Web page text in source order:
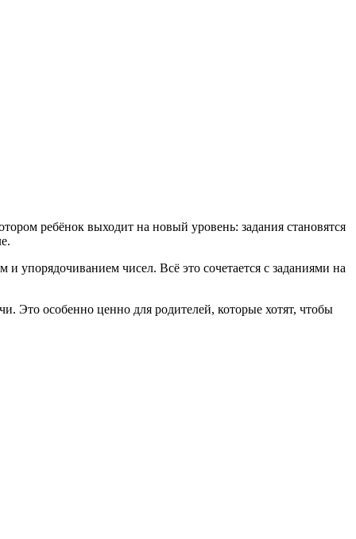
ребёнок выходит на новый уровень: задания становятся
упорядочиванием чисел. Всё это сочетается с заданиями на
Это особенно ценно для родителей, которые хотят, чтобы